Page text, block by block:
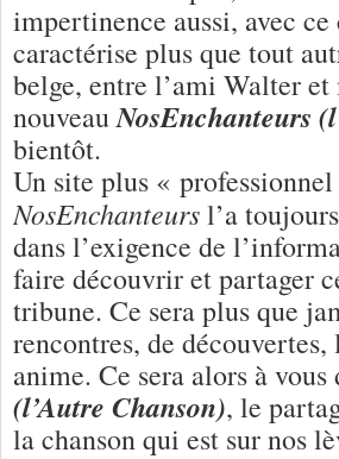
impertinence aussi, avec
caractérise plus que tout
belge, entre l’ami Walter
nouveauNosEnchanteurs
bientôt.
Un site plus «
NosEnchanteursl’a
dans l’exigence de
faire découvrir et partager
tribune. Ce sera plus que
rencontres, de
anime. Ce sera alors à
(l’Autre Chanson), le
la chanson qui est sur nos